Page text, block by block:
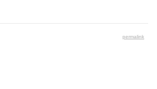
permalink